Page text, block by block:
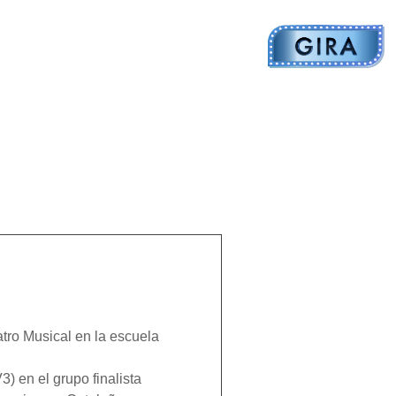
Musical en la escuela
en el grupo finalista